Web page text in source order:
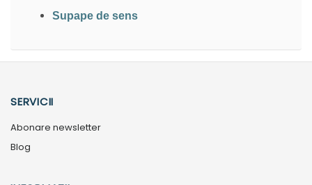
Supape de sens
SERVICII
Abonare newsletter
Blog